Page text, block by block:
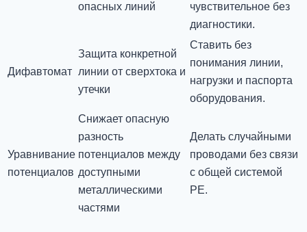
опасных линий
чувствительное без
диагностики.
Дифавтомат
Защита конкретной
линии от сверхтока и
утечки
Ставить без
понимания линии,
нагрузки и паспорта
оборудования.
Уравнивание
потенциалов
Снижает опасную
разность
потенциалов между
доступными
металлическими
частями
Делать случайными
проводами без связи
с общей системой
PE.